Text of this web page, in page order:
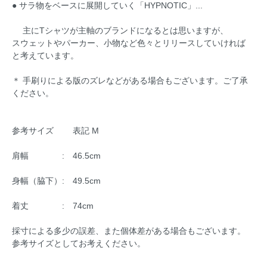
● サラ物をベースに展開していく「HYPNOTIC」...
主にTシャツが主軸のブランドになるとは思いますが、
スウェットやパーカー、小物など色々とリリースしていければ
と考えています。
＊ 手刷りによる版のズレなどがある場合もございます。ご了承
ください。
参考サイズ 表記 M
肩幅 : 46.5cm
身幅（脇下）: 49.5cm
着丈 : 74cm
採寸による多少の誤差、また個体差がある場合もございます。
参考サイズとしてお考えください。